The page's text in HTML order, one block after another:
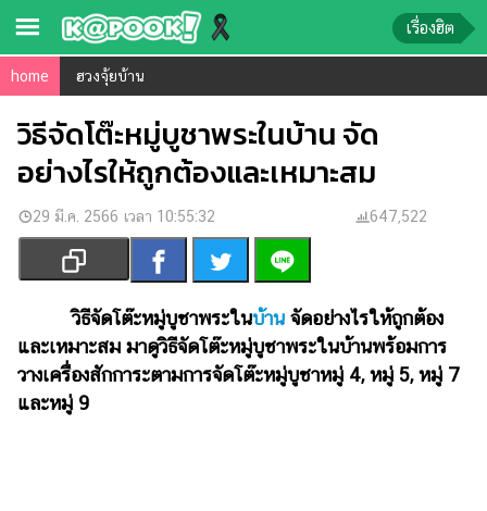
ข่าว-
ความ
รู้
ข่าว
บันเทิง
ตรวจ
หวย
ผล
บอล
เรื่องฮิต
home ฮวงจุ้ยบ้าน
วิธีจัดโต๊ะหมู่บูชาพระในบ้าน จัด
อย่างไรให้ถูกต้องและเหมาะสม
29 มี.ค. 2566 เวลา 10:55:32 647,522
วิธีจัดโต๊ะหมู่บูชาพระในบ้าน จัดอย่างไรให้ถูกต้อง
และเหมาะสม มาดูวิธีจัดโต๊ะหมู่บูชาพระในบ้านพร้อมการ
วางเครื่องสักการะตามการจัดโต๊ะหมู่บูชาหมู่ 4, หมู่ 5, หมู่ 7
และหมู่ 9